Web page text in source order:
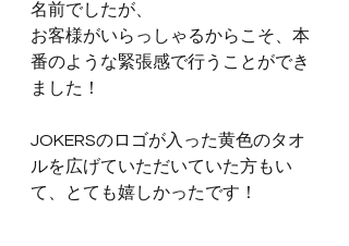
名前でしたが、
お客様がいらっしゃるからこそ、本
番のような緊張感で行うことができ
ました！
JOKERSのロゴが入った黄色のタオ
ルを広げていただいていた方もい
て、とても嬉しかったです！